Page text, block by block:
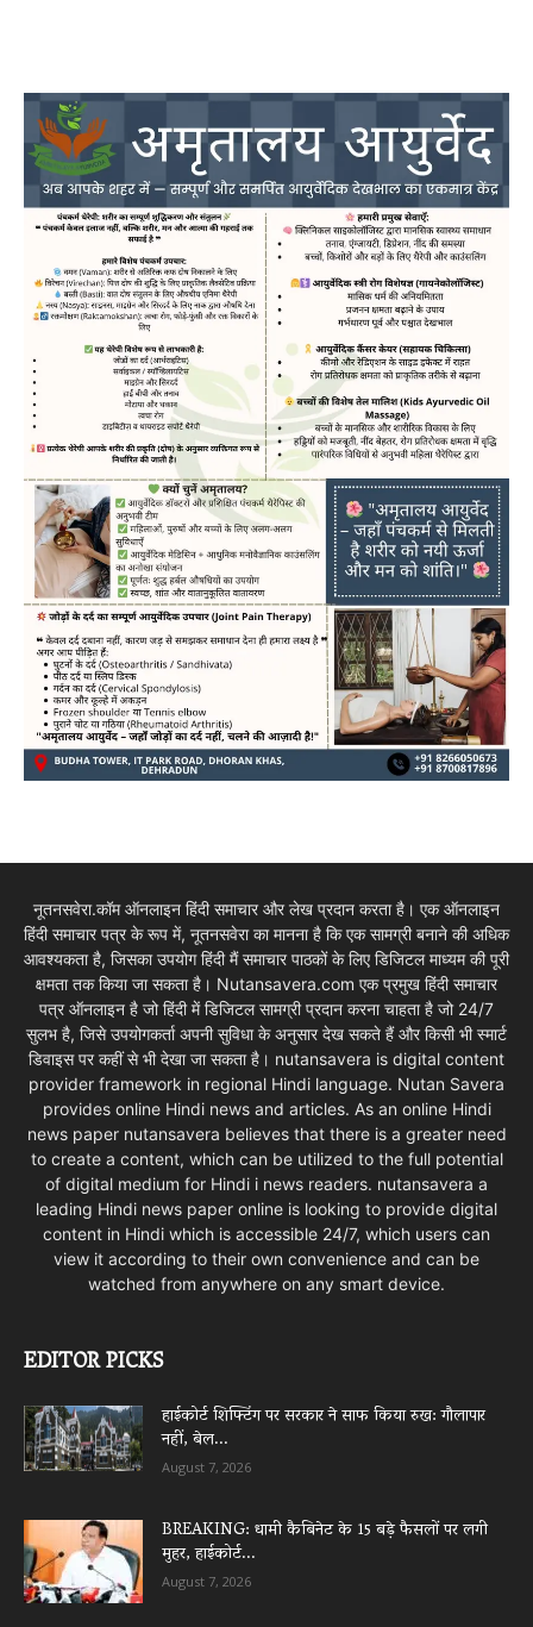
नूतनसवेरा.कॉम ऑनलाइन हिंदी समाचार और लेख प्रदान करता है। एक ऑनलाइन
हिंदी समाचार पत्र के रूप में, नूतनसवेरा का मानना है कि एक सामग्री बनाने की अधिक
आवश्यकता है, जिसका उपयोग हिंदी मैं समाचार पाठकों के लिए डिजिटल माध्यम की पूरी
क्षमता तक किया जा सकता है। Nutansavera.com एक प्रमुख हिंदी समाचार
पत्र ऑनलाइन है जो हिंदी में डिजिटल सामग्री प्रदान करना चाहता है जो 24/7
सुलभ है, जिसे उपयोगकर्ता अपनी सुविधा के अनुसार देख सकते हैं और किसी भी स्मार्ट
डिवाइस पर कहीं से भी देखा जा सकता है। nutansavera is digital content
provider framework in regional Hindi language. Nutan Savera
provides online Hindi news and articles. As an online Hindi
news paper nutansavera believes that there is a greater need
to create a content, which can be utilized to the full potential
of digital medium for Hindi i news readers. nutansavera a
leading Hindi news paper online is looking to provide digital
content in Hindi which is accessible 24/7, which users can
view it according to their own convenience and can be
watched from anywhere on any smart device.
EDITOR PICKS
हाईकोर्ट शिफ्टिंग पर सरकार ने साफ किया रुख: गौलापार
नहीं, बेल...
August 7, 2026
BREAKING: धामी कैबिनेट के 15 बड़े फैसलों पर लगी
मुहर, हाईकोर्ट...
August 7, 2026